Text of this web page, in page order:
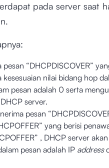
pada server saat
pesan “DHCPDISCOVER”
nilai bidang hop
pesan adalah 0 serta
server.
pesan
yang berisi
, DHCP server
pesan adalah IP address